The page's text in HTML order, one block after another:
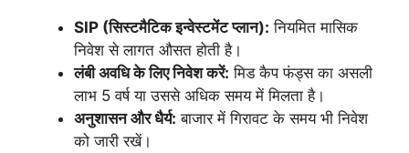
SIP (सिस्टमैटिक इन्वेस्टमेंट प्लान): नियमित मासिक
निवेश से लागत औसत होती है।
लंबी अवधि के लिए निवेश करें: मिड कैप फंड्स का असली
लाभ 5 वर्ष या उससे अधिक समय में मिलता है।
अनुशासन और धैर्य: बाजार में गिरावट के समय भी निवेश
को जारी रखें।